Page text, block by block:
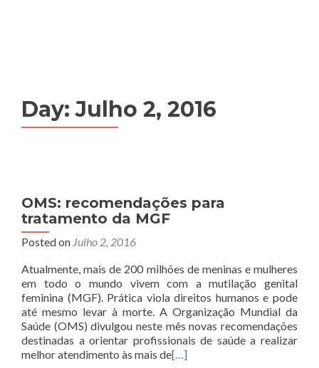
Day:Julho 2, 2016
OMS: recomendações para
tratamento da MGF
Posted on Julho 2, 2016
Atualmente, mais de 200 milhões de meninas e mulheres
em todo o mundo vivem com a mutilação genital
feminina (MGF). Prática viola direitos humanos e pode
até mesmo levar à morte. A Organização Mundial da
Saúde (OMS) divulgou neste mês novas recomendações
destinadas a orientar profissionais de saúde a realizar
melhor atendimento às mais de[…]